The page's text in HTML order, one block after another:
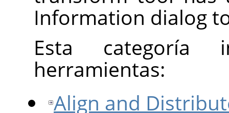
Information dialog
Esta categoría
herramientas:
Align and